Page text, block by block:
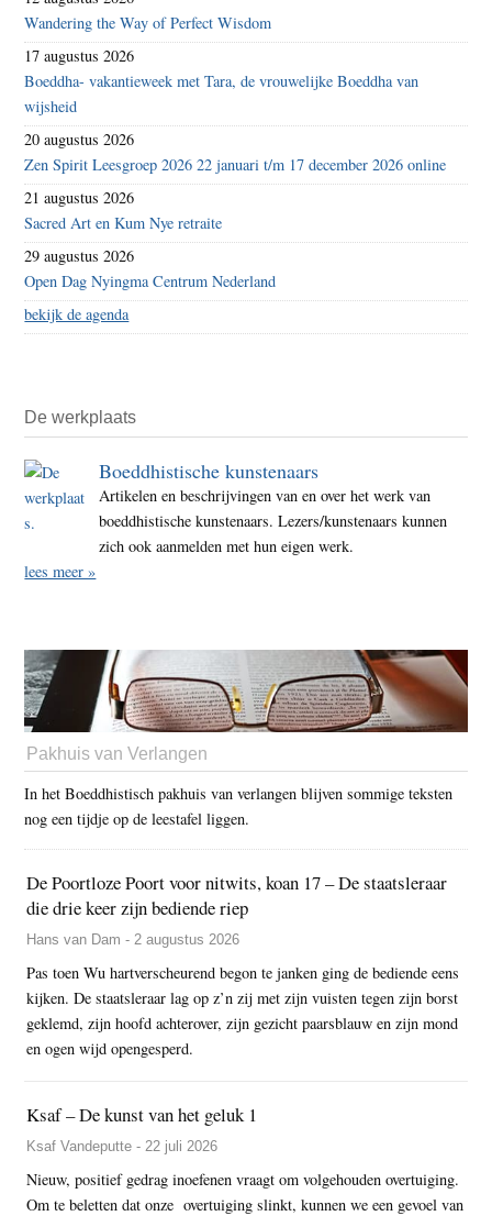
Wandering the Way of Perfect Wisdom
17 augustus 2026
Boeddha- vakantieweek met Tara, de vrouwelijke Boeddha van
wijsheid
20 augustus 2026
Zen Spirit Leesgroep 2026 22 januari t/m 17 december 2026 online
21 augustus 2026
Sacred Art en Kum Nye retraite
29 augustus 2026
Open Dag Nyingma Centrum Nederland
bekijk de agenda
De werkplaats
Boeddhistische kunstenaars
Artikelen en beschrijvingen van en over het werk van
boeddhistische kunstenaars. Lezers/kunstenaars kunnen
zich ook aanmelden met hun eigen werk.
lees meer »
Pakhuis van Verlangen
In het Boeddhistisch pakhuis van verlangen blijven sommige teksten
nog een tijdje op de leestafel liggen.
De Poortloze Poort voor nitwits, koan 17 – De staatsleraar
die drie keer zijn bediende riep
Hans van Dam - 2 augustus 2026
Pas toen Wu hartverscheurend begon te janken ging de bediende eens
kijken. De staatsleraar lag op z’n zij met zijn vuisten tegen zijn borst
geklemd, zijn hoofd achterover, zijn gezicht paarsblauw en zijn mond
en ogen wijd opengesperd.
Ksaf – De kunst van het geluk 1
Ksaf Vandeputte - 22 juli 2026
Nieuw, positief gedrag inoefenen vraagt om volgehouden overtuiging.
Om te beletten dat onze overtuiging slinkt, kunnen we een gevoel van